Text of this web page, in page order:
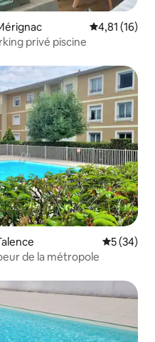
Évaluation
4,81 (16)
privé piscine
appréciés
5 (34)
de la métropole